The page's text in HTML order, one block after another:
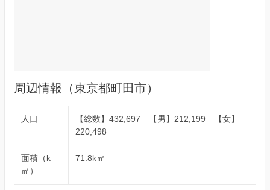
周辺情報（東京都町田市）
人口
【総数】432,697 【男】212,199 【女】
220,498
面積（k
㎡）
71.8k㎡